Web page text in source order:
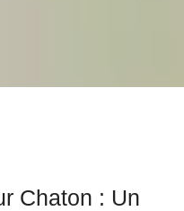
Chaton : Un